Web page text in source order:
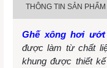
THÔNG TIN SẢN PHẨM
Ghế xông hơi ướt
được làm từ chất
khung được thiết